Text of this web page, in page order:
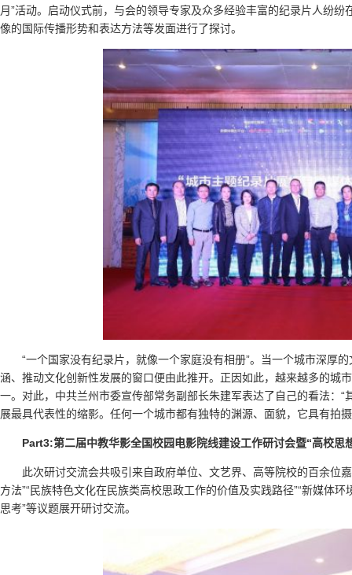
月”活动。启动仪式前，与会的领导专家及众多经验丰富的纪录片人纷
像的国际传播形势和表达方法等发面进行了探讨。
“一个国家没有纪录片，就像一个家庭没有相册”。当一个城市深厚
涵、推动文化创新性发展的窗口便由此推开。正因如此，越来越多的城
一。对此，中共兰州市委宣传部常务副部长朱建军表达了自己的看法：
展最具代表性的缩影。任何一个城市都有独特的渊源、面貌，它具有拍
Part3:第二届中教华影全国校园电影院线建设工作研讨会暨“高校思
此次研讨交流会共吸引来自政府单位、文艺界、高等院校的百余位
方法”“民族特色文化在民族类高校思政工作的价值及实践路径”“新媒体
思考”等议题展开研讨交流。